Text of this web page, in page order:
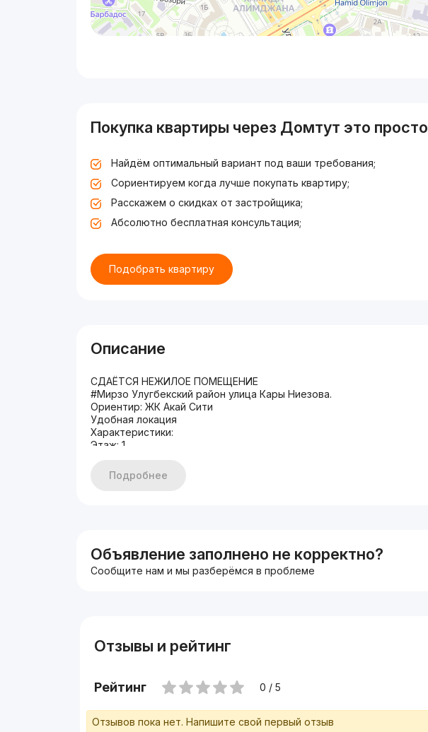
Покупка квартиры через Домтут это просто
Найдём оптимальный вариант под ваши требования;
Сориентируем когда лучше покупать квартиру;
Расскажем о скидках от застройщика;
Абсолютно бесплатная консультация;
Подобрать квартиру
Описание
СДАЁТСЯ НЕЖИЛОЕ ПОМЕЩЕНИЕ
#Мирзо Улугбекский район улица Кары Ниезова.
Ориентир: ЖК Акай Сити
Удобная локация
Характеристики:
Этаж: 1
Формат: 3 комнаты
Состояние: С ремонт
Подробнее
Объявление заполнено не корректно?
Сообщите нам и мы разберёмся в проблеме
Отзывы и рейтинг
Рейтинг 0 / 5
Отзывов пока нет. Напишите свой первый отзыв